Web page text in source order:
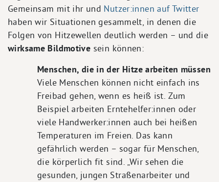
Gemeinsam mit ihr und Nutzer:innen auf Twitter
haben wir Situationen gesammelt, in denen die
Folgen von Hitzewellen deutlich werden – und die
wirksame Bildmotive sein können:
Menschen, die in der Hitze arbeiten müssen
Viele Menschen können nicht einfach ins
Freibad gehen, wenn es heiß ist. Zum
Beispiel arbeiten Erntehelfer:innen oder
viele Handwerker:innen auch bei heißen
Temperaturen im Freien. Das kann
gefährlich werden – sogar für Menschen,
die körperlich fit sind. „Wir sehen die
gesunden, jungen Straßenarbeiter und